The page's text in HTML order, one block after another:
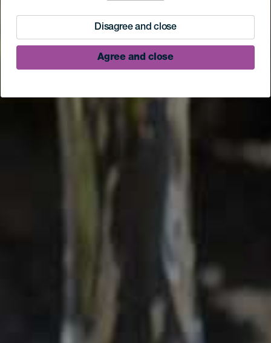
Disagree and close
Agree and close